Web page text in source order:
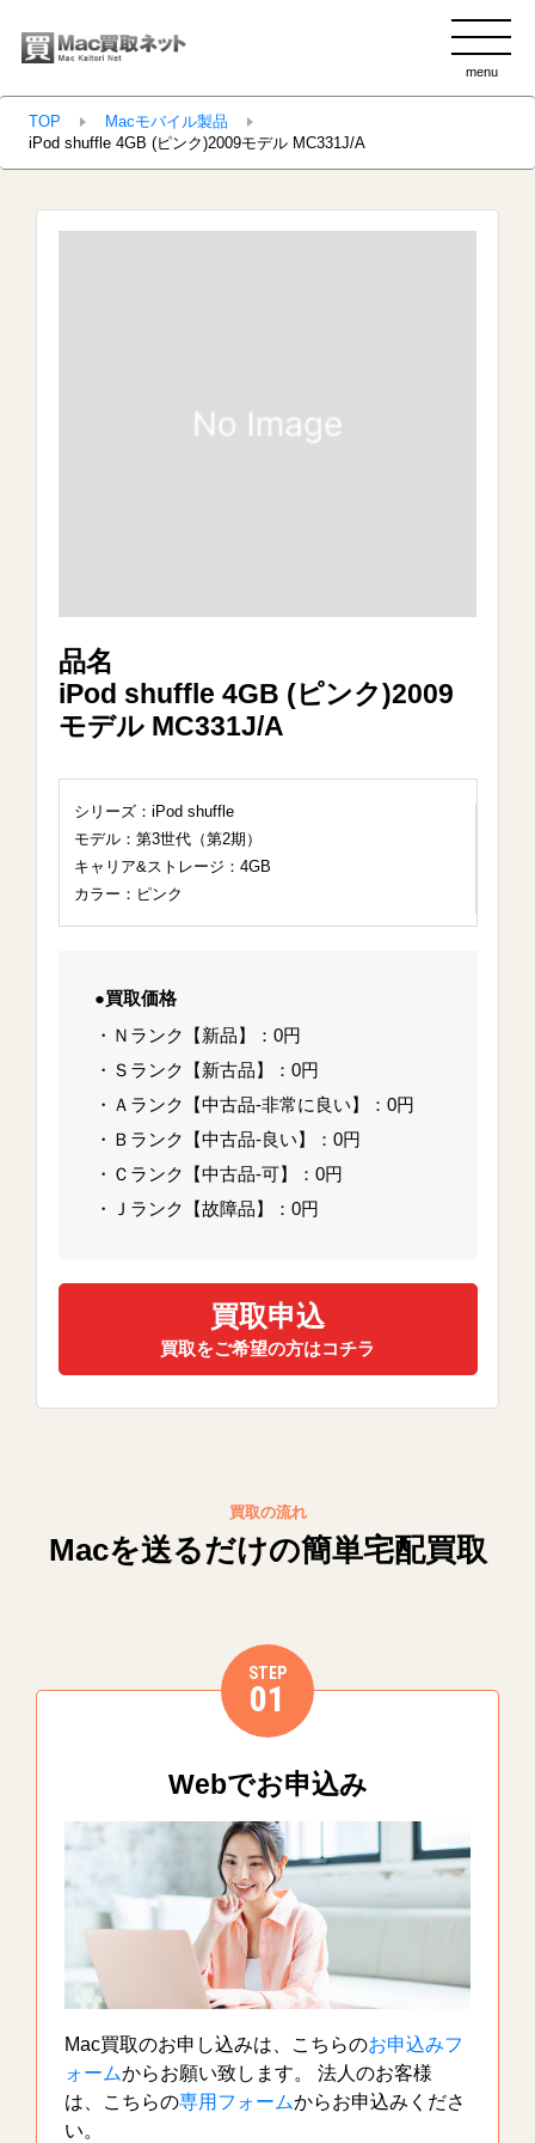
menu
TOP
Macモバイル製品
iPod shuffle 4GB (ピンク)2009モデル MC331J/A
品名
iPod shuffle 4GB (ピンク)2009
モデル MC331J/A
シリーズ：iPod shuffle
モデル：第3世代（第2期）
キャリア&ストレージ：4GB
カラー：ピンク
●買取価格
・Ｎランク【新品】：0円
・Ｓランク【新古品】：0円
・Ａランク【中古品-非常に良い】：0円
・Ｂランク【中古品-良い】：0円
・Ｃランク【中古品-可】：0円
・Ｊランク【故障品】：0円
買取申込
買取をご希望の方はコチラ
買取の流れ
Macを送るだけの簡単宅配買取
STEP
01
Webでお申込み
Mac買取のお申し込みは、こちらのお申込みフ
ォームからお願い致します。 法人のお客様
は、こちらの専用フォームからお申込みくださ
い。